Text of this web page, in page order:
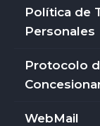
Política de
Personales
Protocolo
WebMail